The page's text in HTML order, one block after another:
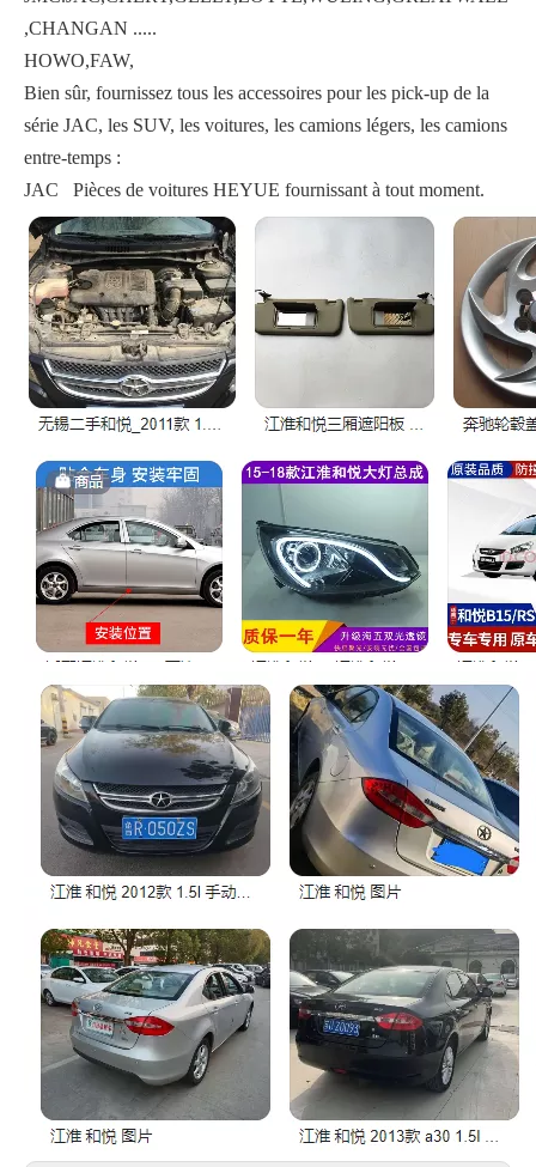
,CHANGAN .....
HOWO,FAW,
Bien sûr, fournissez tous les accessoires pour les pick-up de la
série JAC, les SUV, les voitures, les camions légers, les camions
entre-temps :
JAC Pièces de voitures HEYUE fournissant à tout moment.